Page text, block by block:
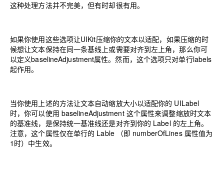
这种处理方法并不完美，但有时却很有用。
如果你使用这些选项让UIKit压缩你的文本以适配，如果压缩的时
候想让文本保持在同一条基线上或需要对齐到左上角，那么你可
以定义baselineAdjustment属性。然而，这个选项只对单行labels
起作用。
当你使用上述的方法让文本自动缩放大小以适配你的 UILabel
时，你可以使用 baselineAdjustment 这个属性来调整缩放时文本
的基准线，是保持统一基准线还是对齐到你的 Label 的左上角。
注意，这个属性仅在单行的 Lable （即 numberOfLines 属性值为
1时）中生效。